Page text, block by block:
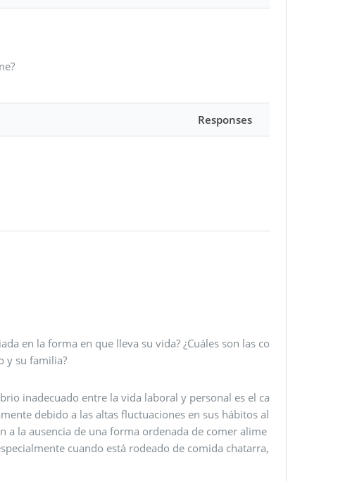
Responses
en la forma en que lleva su vida? ¿Cuáles son las co
y su familia?
inadecuado entre la vida laboral y personal es el ca
debido a las altas fluctuaciones en sus hábitos al
a la ausencia de una forma ordenada de comer alime
cuando está rodeado de comida chatarra,